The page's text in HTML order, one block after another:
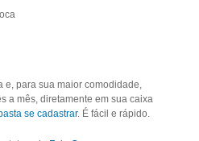
e, para sua maior comodidade,
a mês, diretamente em sua caixa
se cadastrar. É fácil e rápido.